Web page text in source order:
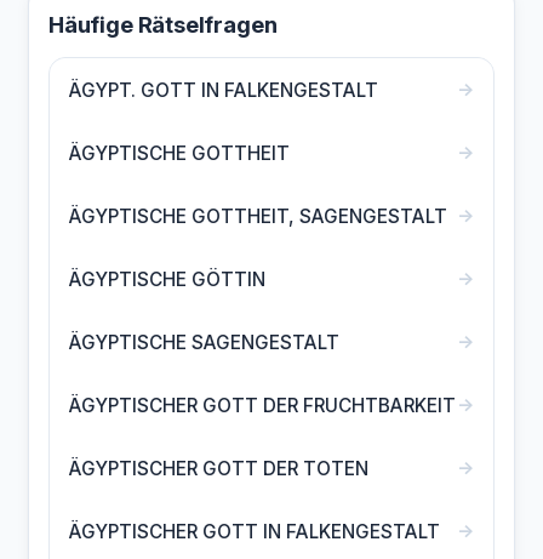
Häufige Rätselfragen
ÄGYPT. GOTT IN FALKENGESTALT →
ÄGYPTISCHE GOTTHEIT →
ÄGYPTISCHE GOTTHEIT, SAGENGESTALT →
ÄGYPTISCHE GÖTTIN →
ÄGYPTISCHE SAGENGESTALT →
ÄGYPTISCHER GOTT DER FRUCHTBARKEIT →
ÄGYPTISCHER GOTT DER TOTEN →
ÄGYPTISCHER GOTT IN FALKENGESTALT →